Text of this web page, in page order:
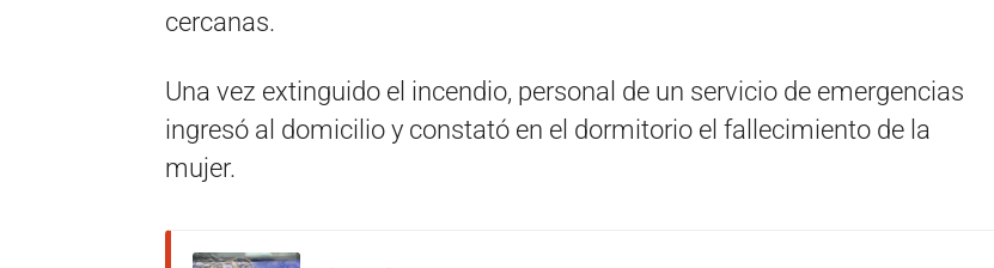
cercanas.
Una vez extinguido el incendio, personal de un servicio de emergencias
ingresó al domicilio y constató en el dormitorio el fallecimiento de la
mujer.